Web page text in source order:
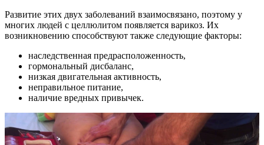
Развитие этих двух заболеваний взаимосвязано, поэтому у
многих людей с целлюлитом появляется варикоз. Их
возникновению способствуют также следующие факторы:
наследственная предрасположенность,
гормональный дисбаланс,
низкая двигательная активность,
неправильное питание,
наличие вредных привычек.